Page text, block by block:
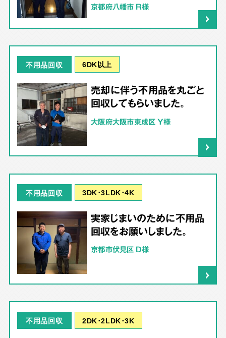
京都府八幡市 R様
不用品回収 6DK以上
売却に伴う不用品を丸ごと
回収してもらいました。
大阪府大阪市東成区 Y様
不用品回収 3DK･3LDK･4K
実家じまいのために不用品
回収をお願いしました。
京都市伏見区 D様
不用品回収 2DK･2LDK･3K